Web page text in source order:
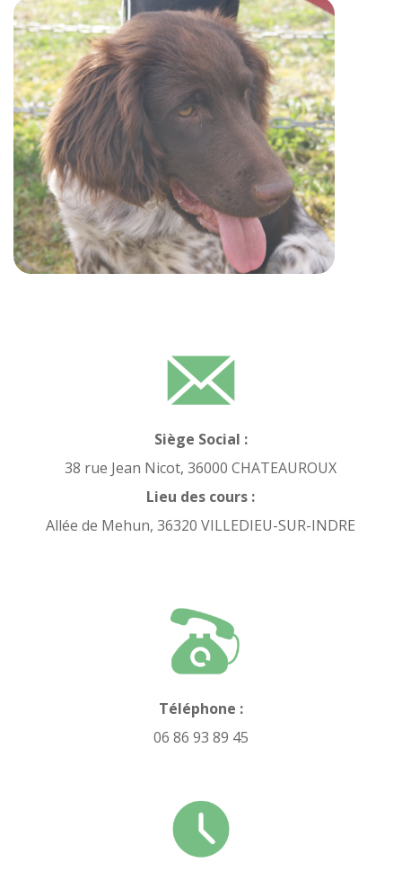
Siège Social :
38 rue Jean Nicot, 36000 CHATEAUROUX
Lieu des cours :
Allée de Mehun, 36320 VILLEDIEU-SUR-INDRE
Téléphone :
06 86 93 89 45